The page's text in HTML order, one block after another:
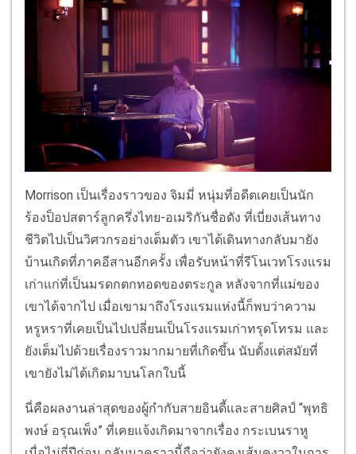
Morrison เป็นเรื่องราวของ จิมมี่ หนุ่มที่อดีตเคยเป็นนัก
ร้องป็อปสตาร์ลูกครึ่งไทย-อเมริกันชื่อดัง ที่เบี่ยงเส้นทาง
ชีวิตไปเป็นวิศวกรอย่างเต็มตัว เขาได้เดินทางกลับมายัง
บ้านเกิดที่ภาคอีสานอีกครั้ง เพื่อรับหน้าที่รีโนเวทโรงแรม
เก่าแก่ที่เป็นมรดกตกทอดของตระกูล หลังจากที่แม่ของ
เขาได้จากไป เมื่อเขามาถึงโรงแรมแห่งนี้ก็พบว่าความ
หรูหราที่เคยเป็นไปเปลี่ยนเป็นโรงแรมเก่าทรุดโทรม และ
ยังเต็มไปด้วยเรื่องราวมากมายที่เกิดขึ้น นับตั้งแต่สมัยที่
เขายังไม่ได้เกิดมาบนโลกใบนี้
นี่คือผลงานล่าสุดของผู้กำกับสายอินดี้และสายศิลป์ “พุทธิ
พงษ์ อรุณเพ็ง” ที่เคยแจ้งเกิดมาจากเรื่อง กระเบนราหู